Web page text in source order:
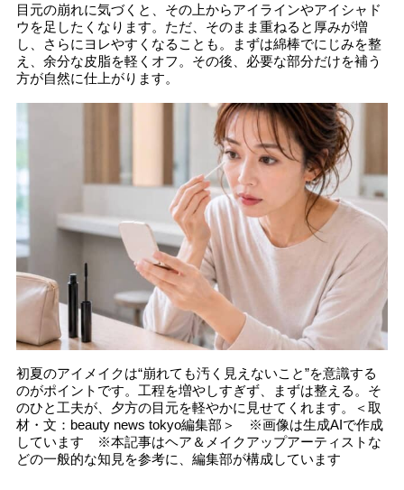
目元の崩れに気づくと、その上からアイラインやアイシャド
ウを足したくなります。ただ、そのまま重ねると厚みが増
し、さらにヨレやすくなることも。まずは綿棒でにじみを整
え、余分な皮脂を軽くオフ。その後、必要な部分だけを補う
方が自然に仕上がります。
初夏のアイメイクは“崩れても汚く見えないこと”を意識する
のがポイントです。工程を増やしすぎず、まずは整える。そ
のひと工夫が、夕方の目元を軽やかに見せてくれます。＜取
材・文：beauty news tokyo編集部＞ ※画像は生成AIで作成
しています ※本記事はヘア＆メイクアップアーティストな
どの一般的な知見を参考に、編集部が構成しています